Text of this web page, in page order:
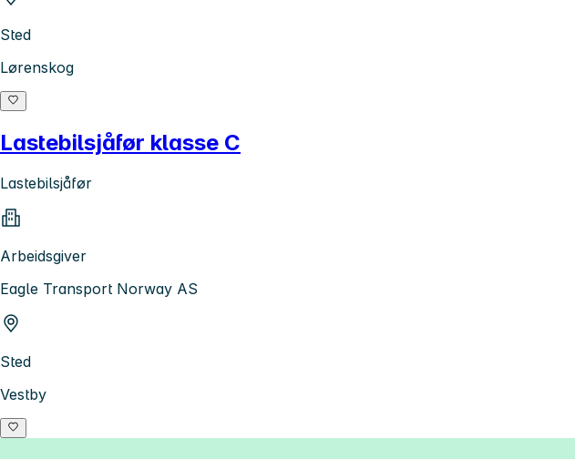
Sted
Lørenskog
Lastebilsjåfør klasse C
Lastebilsjåfør
Arbeidsgiver
Eagle Transport Norway AS
Sted
Vestby